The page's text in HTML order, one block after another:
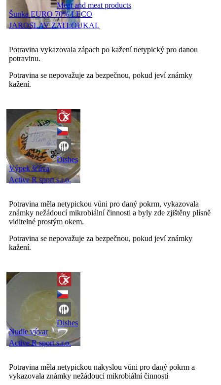
Meat and meat products
Šunka EURO 70% LECO
JAROSLAV ZATLOUKAL
Potravina vykazovala zápach po kažení netypický pro danou
potravinu.
Potravina se nepovažuje za bezpečnou, pokud jeví známky
kažení.
Dishes
Výpek šťáva
Active R sport s.r.o.
Potravina měla netypickou vůni pro daný pokrm, vykazovala
známky nežádoucí mikrobiální činnosti a byly zde zjištěny plísně
viditelné prostým okem.
Potravina se nepovažuje za bezpečnou, pokud jeví známky
kažení.
Dishes
Nudle vývar
Active R sport s.r.o.
Potravina měla netypickou nakyslou vůni pro daný pokrm a
vykazovala známky nežádoucí mikrobiální činností